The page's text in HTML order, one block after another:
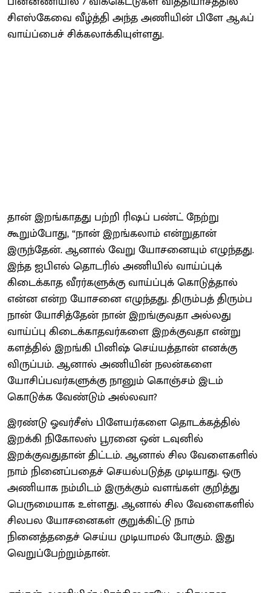
சிஎஸ்கேவை வீழ்த்தி அந்த அணியின் பிளே ஆஃப்
வாய்ப்பைச் சிக்கலாக்கியுள்ளது.
தான் இறங்காதது பற்றி ரிஷப் பண்ட் நேற்று
கூறும்போது, “நான் இறங்கலாம் என்றுதான்
இருந்தேன். ஆனால் வேறு யோசனையும் எழுந்தது.
இந்த ஐபிஎல் தொடரில் அணியில் வாய்ப்புக்
கிடைக்காத வீரர்களுக்கு வாய்ப்புக் கொடுத்தால்
என்ன என்ற யோசனை எழுந்தது. திரும்பத் திரும்ப
நான் யோசித்தேன் நான் இறங்குவதா அல்லது
வாய்ப்பு கிடைக்காதவர்களை இறக்குவதா என்று
களத்தில் இறங்கி பினிஷ் செய்யத்தான் எனக்கு
விருப்பம். ஆனால் அணியின் நலன்களை
யோசிப்பவர்களுக்கு நானும் கொஞ்சம் இடம்
கொடுக்க வேண்டும் அல்லவா?
இரண்டு ஓவர்சீஸ் பிளேயர்களை தொடக்கத்தில்
இறக்கி நிகோலஸ் பூரனை ஒன் டவுனில்
இறக்குவதுதான் திட்டம். ஆனால் சில வேளைகளில்
நாம் நினைப்பதைச் செயல்படுத்த முடியாது. ஒரு
அணியாக நம்மிடம் இருக்கும் வளங்கள் குறித்து
பெருமையாக உள்ளது. ஆனால் சில வேளைகளில்
சிலபல யோசனைகள் குறுக்கிட்டு நாம்
நினைத்ததைச் செய்ய முடியாமல் போகும். இது
வெறுப்பேற்றும்தான்.